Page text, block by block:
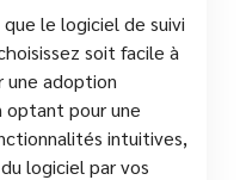
le logiciel de suivi
soit facile à
adoption
optant pour une
intuitives,
logiciel par vos